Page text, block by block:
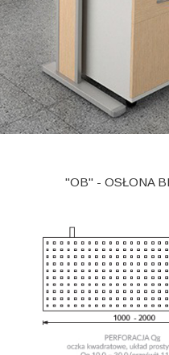
"OB" - OSŁONA